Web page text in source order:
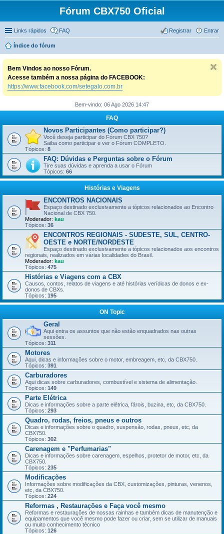
Fórum CBX750 Oficial
Links rápidos FAQ Entrar
Registrar
Índice do fórum
Bem Vindos ao nosso Fórum.
Acesse também a nossa página do FACEBOOK:
https://www.facebook.com/setegalo.com.br
Bem-vindo: 06 Ago 2026 14:47
FAQ
Novos Participantes (Como participar?)
Você deseja participar do Fórum CBX 750?
Saiba como participar e ver o Fórum COMPLETO.
Tópicos: 8
FAQ: Dúvidas e Perguntas sobre o Fórum
Tire suas dúvidas e aprenda a usar o Fórum
Tópicos: 66
Histórias e Viagens
ENCONTROS NACIONAIS
Espaço destinado exclusivamente a tópicos relacionados ao Encontro
Nacional de CBX 750.
Moderador: kau
Tópicos: 36
ENCONTROS REGIONAIS - SUDESTE, SUL, CENTRO-
OESTE e NORTE/NORDESTE
Espaço destinado exclusivamente a tópicos relacionados aos encontros
regionais, realizados em várias localidades do Brasil.
Moderador: kau
Tópicos: 475
Histórias e Viagens com a CBX
Causos, contos, relatos de viagens e até histórias verídicas de donos e ex-
donos de CBXs.
Tópicos: 195
ON Topic
Geral
Aqui entra os assuntos que não estão enquadrados nas outras
sessões.
Tópicos: 311
Motores
Aqui, dicas e informações sobre o motor, embreagem, etc, da CBX750.
Tópicos: 391
Carburadores
Aqui dicas sobre carburadores, combustível e sistema de alimentação.
Tópicos: 149
Parte Elétrica
Dicas e informações sobre a parte elétrica, fárois, buzina, etc, da CBX750.
Tópicos: 293
Quadro, rodas, freios, pneus e outros
Dicas e informações sobre o quadro, suspensão, rodas, pneus, etc, da
CBX750.
Tópicos: 302
Carenagem e "Perfumarias"
Dicas e informações sobre carenagem, espelhos, protetor de motor, etc, da
CBX750.
Tópicos: 235
Modificações
Informações sobre modificações da CBX, customizações, pinturas, venenos,
etc, da CBX750.
Tópicos: 224
Reformas , Restaurações e Faça você mesmo
Reformas e restaurações de nossas rainhas e também dicas de manutenção e
equipamentos que você mesmo pode fazer ou criar, sem se utilizar de manuais
ou muito conhecimento técnico
Tópicos: 126